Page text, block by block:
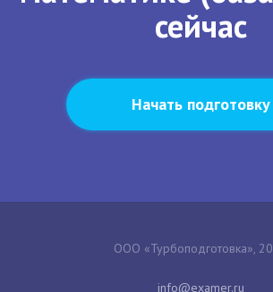
сейчас
Начать подготовку
ООО «Турбоподготовка»,